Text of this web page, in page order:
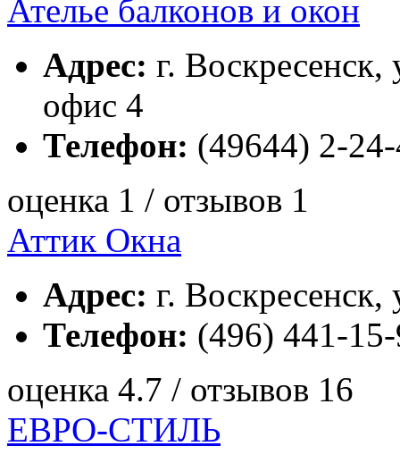
Ателье балконов и окон
Адрес: г. Воскресенск,
офис 4
Телефон: (49644) 2-
оценка 1 / отзывов 1
Аттик Окна
Адрес: г.
Телефон: (496) 441-
оценка 4.7 / отзывов 16
ЕВРО-СТИЛЬ